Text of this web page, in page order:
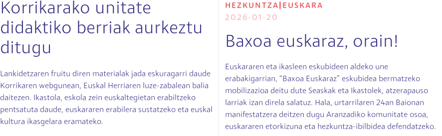
Korrikarako unitate
didaktiko berriak aurkeztu
ditugu
Lankidetzaren fruitu diren materialak jada eskuragarri daude
Korrikaren webgunean, Euskal Herriaren luze-zabalean balia
daitezen. Ikastola, eskola zein euskaltegietan erabiltzeko
pentsatuta daude, euskararen erabilera sustatzeko eta euskal
kultura ikasgelara eramateko.
HEZKUNTZA
EUSKARA
2026-01-20
Baxoa euskaraz, orain!
Euskararen eta ikasleen eskubideen aldeko une
erabakigarrian, “Baxoa Euskaraz” eskubidea bermatzeko
mobilizazioa deitu dute Seaskak eta Ikastolek, atzerapauso
larriak izan direla salatuz. Hala, urtarrilaren 24an Baionan
manifestatzera deitzen dugu Aranzadiko komunitate osoa,
euskararen etorkizuna eta hezkuntza-ibilbidea defendatzeko.